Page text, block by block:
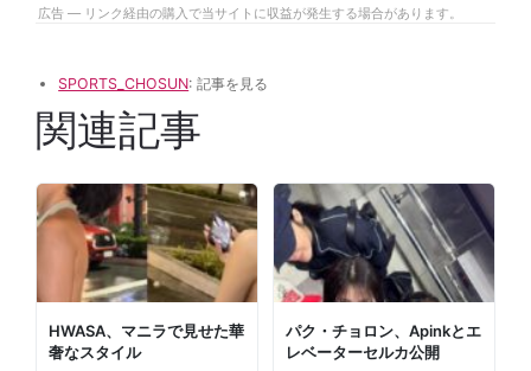
広告 — リンク経由の購入で当サイトに収益が発生する場合があります。
SPORTS_CHOSUN: 記事を見る
関連記事
HWASA、マニラで見せた華
奢なスタイル
パク・チョロン、Apinkとエ
レベーターセルカ公開